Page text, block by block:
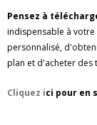
Pensez à
indispensable à
personnalisé,
plan et d'acheter des
Cliquez ici pour en